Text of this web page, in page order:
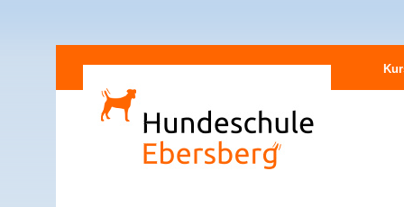
zum
Inhalt
Direkt
Navigation